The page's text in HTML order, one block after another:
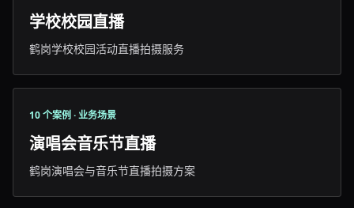
学校校园直播
鹤岗学校校园活动直播拍摄服务
10 个案例 · 业务场景
演唱会音乐节直播
鹤岗演唱会与音乐节直播拍摄方案